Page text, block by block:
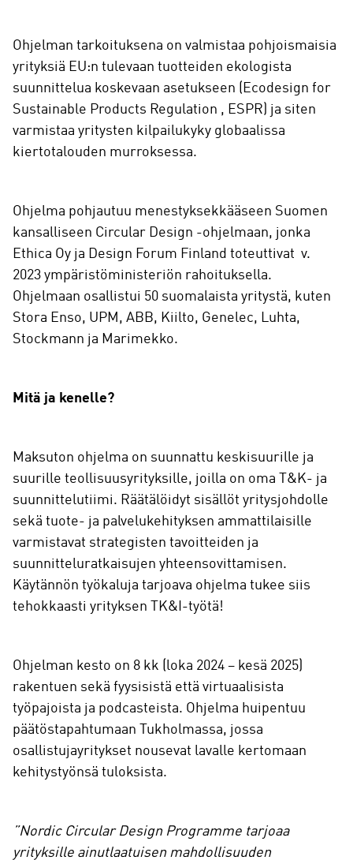
Ohjelman tarkoituksena on valmistaa pohjoismaisia
yrityksiä EU:n tulevaan tuotteiden ekologista
suunnittelua koskevaan asetukseen (Ecodesign for
Sustainable Products Regulation , ESPR) ja siten
varmistaa yritysten kilpailukyky globaalissa
kiertotalouden murroksessa.
Ohjelma pohjautuu menestyksekkääseen Suomen
kansalliseen Circular Design -ohjelmaan, jonka
Ethica Oy ja Design Forum Finland toteuttivat v.
2023 ympäristöministeriön rahoituksella.
Ohjelmaan osallistui 50 suomalaista yritystä, kuten
Stora Enso, UPM, ABB, Kiilto, Genelec, Luhta,
Stockmann ja Marimekko.
Mitä ja kenelle?
Maksuton ohjelma on suunnattu keskisuurille ja
suurille teollisuusyrityksille, joilla on oma T&K- ja
suunnittelutiimi. Räätälöidyt sisällöt yritysjohdolle
sekä tuote- ja palvelukehityksen ammattilaisille
varmistavat strategisten tavoitteiden ja
suunnitteluratkaisujen yhteensovittamisen.
Käytännön työkaluja tarjoava ohjelma tukee siis
tehokkaasti yrityksen TK&I-työtä!
Ohjelman kesto on 8 kk (loka 2024 – kesä 2025)
rakentuen sekä fyysisistä että virtuaalisista
työpajoista ja podcasteista. Ohjelma huipentuu
päätöstapahtumaan Tukholmassa, jossa
osallistujayritykset nousevat lavalle kertomaan
kehitystyönsä tuloksista.
”Nordic Circular Design Programme tarjoaa
yrityksille ainutlaatuisen mahdollisuuden